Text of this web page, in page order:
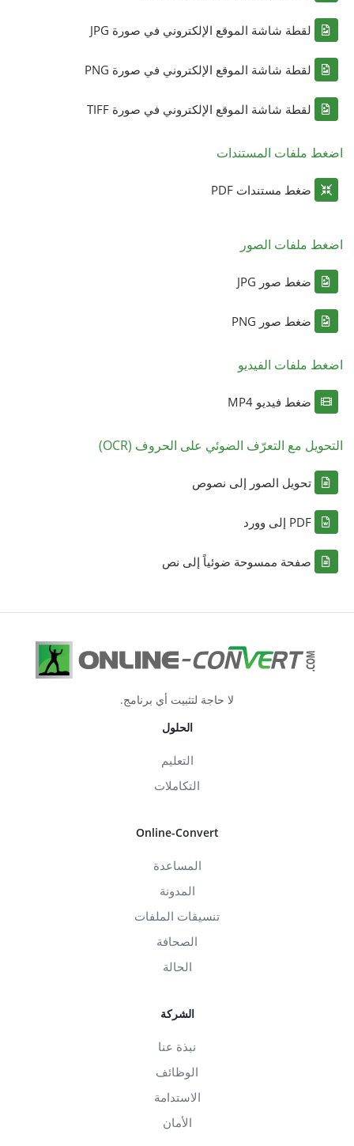
لقطة شاشة الموقع الإلكتروني في صورة JPG
لقطة شاشة الموقع الإلكتروني في صورة PNG
لقطة شاشة الموقع الإلكتروني في صورة TIFF
اضغط ملفات المستندات
ضغط مستندات PDF
اضغط ملفات الصور
ضغط صور JPG
ضغط صور PNG
اضغط ملفات الفيديو
ضغط فيديو MP4
التحويل مع التعرّف الضوئي على الحروف (OCR)
تحويل الصور إلى نصوص
PDF إلى وورد
صفحة ممسوحة ضوئياً إلى نص
لا حاجة لتثبيت أي برنامج.
الحلول
التعليم
التكاملات
Online-Convert
المساعدة
المدونة
تنسيقات الملفات
الصحافة
الحالة
الشركة
نبذة عنا
الوظائف
الاستدامة
الأمان